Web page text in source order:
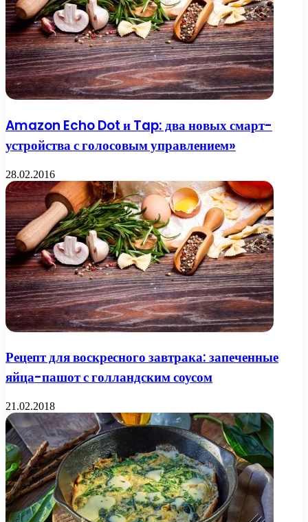
Amazon Echo Dot и Tap: два новых смарт-
устройства с голосовым управлением»
28.02.2016
Рецепт для воскресного завтрака: запеченные
яйца-пашот с голландским соусом
21.02.2018